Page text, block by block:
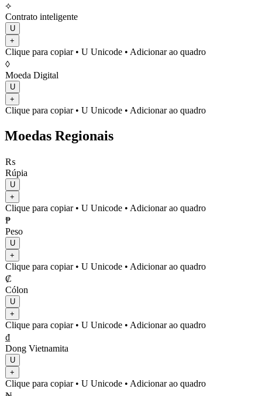
⟡
Contrato inteligente
U
+
Clique para copiar• U Unicode • Adicionar ao quadro
◊
Moeda Digital
U
+
Clique para copiar• U Unicode • Adicionar ao quadro
Moedas Regionais
₨
Rúpia
U
+
Clique para copiar• U Unicode • Adicionar ao quadro
₱
Peso
U
+
Clique para copiar• U Unicode • Adicionar ao quadro
₡
Cólon
U
+
Clique para copiar• U Unicode • Adicionar ao quadro
₫
Dong Vietnamita
U
+
Clique para copiar• U Unicode • Adicionar ao quadro